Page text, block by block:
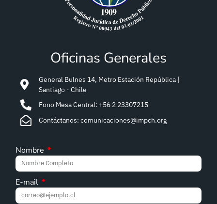
Oficinas Generales
General Bulnes 14, Metro Estación República |
Santiago - Chile
Fono Mesa Central: +56 2 23307215
Contáctanos: comunicaciones@impch.org
Nombre
E-mail